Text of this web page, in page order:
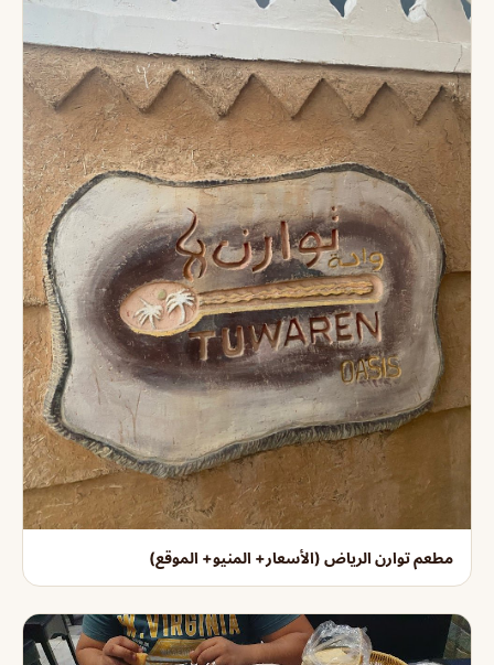
مطعم توارن الرياض (الأسعار+ المنيو+ الموقع)